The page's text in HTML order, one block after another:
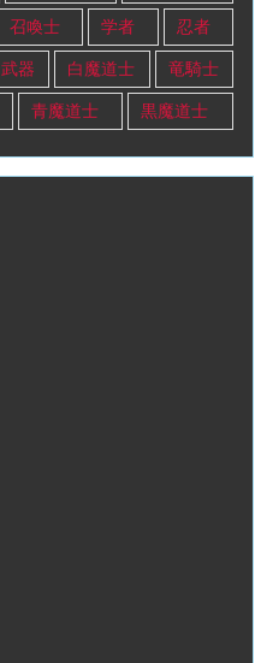
召喚士 学者 忍者
武器 白魔道士 竜騎士
青魔道士 黒魔道士